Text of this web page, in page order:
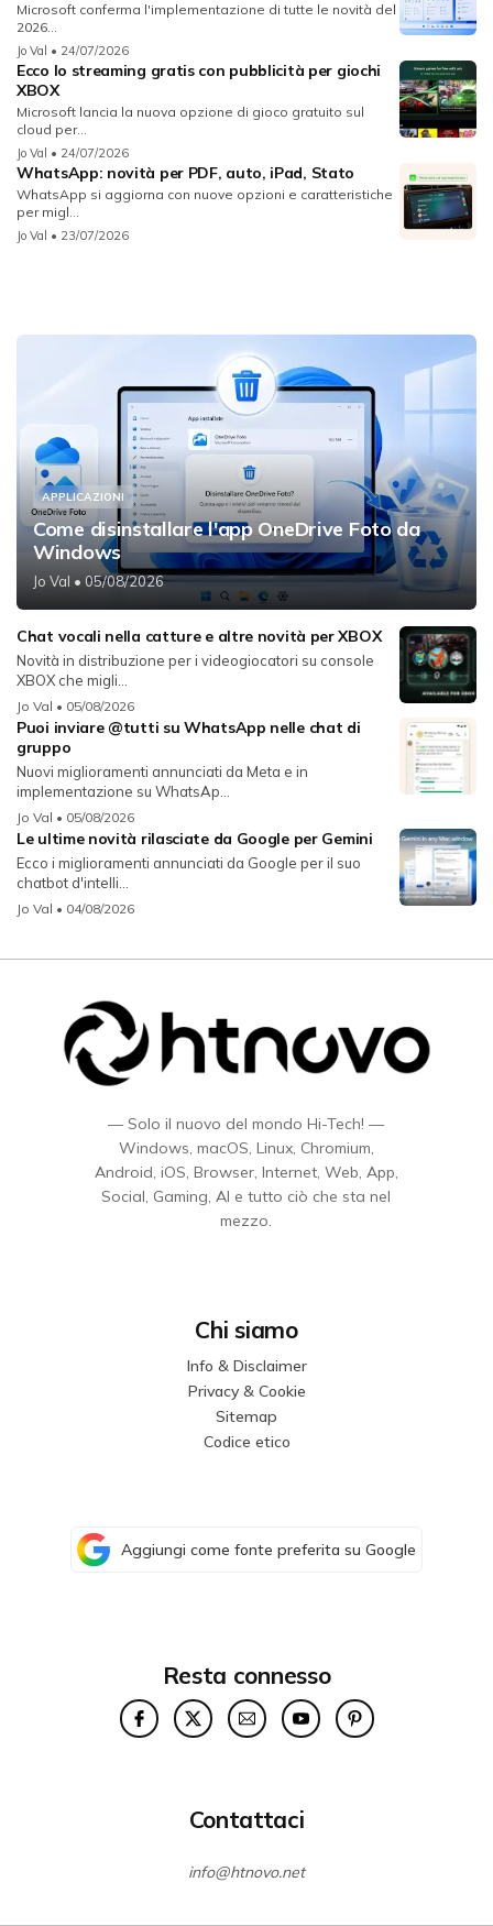
Microsoft conferma l'implementazione di tutte le novità del
2026...
Jo Val • 24/07/2026
Ecco lo streaming gratis con pubblicità per giochi
XBOX
Microsoft lancia la nuova opzione di gioco gratuito sul
cloud per...
Jo Val • 24/07/2026
WhatsApp: novità per PDF, auto, iPad, Stato
WhatsApp si aggiorna con nuove opzioni e caratteristiche
per migl...
Jo Val • 23/07/2026
APPLICAZIONI
Come disinstallare l'app OneDrive Foto da
Windows
Jo Val • 05/08/2026
Chat vocali nella catture e altre novità per XBOX
Novità in distribuzione per i videogiocatori su console
XBOX che migli...
Jo Val • 05/08/2026
Puoi inviare @tutti su WhatsApp nelle chat di
gruppo
Nuovi miglioramenti annunciati da Meta e in
implementazione su WhatsAp...
Jo Val • 05/08/2026
Le ultime novità rilasciate da Google per Gemini
Ecco i miglioramenti annunciati da Google per il suo
chatbot d'intelli...
Jo Val • 04/08/2026
— Solo il nuovo del mondo Hi-Tech! —
Windows, macOS, Linux, Chromium,
Android, iOS, Browser, Internet, Web, App,
Social, Gaming, AI e tutto ciò che sta nel
mezzo.
Chi siamo
Info & Disclaimer
Privacy & Cookie
Sitemap
Codice etico
Aggiungi come fonte preferita su Google
Resta connesso
Contattaci
info@htnovo.net